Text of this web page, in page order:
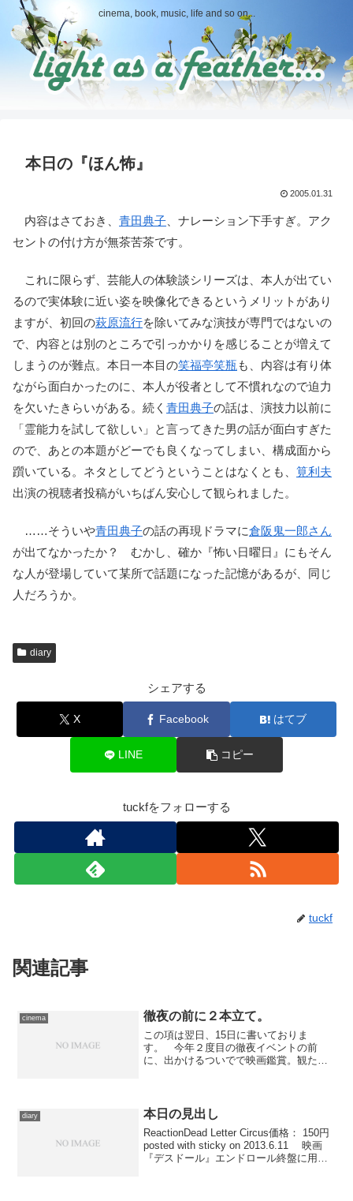
cinema, book, music, life and so on...
本日の『ほん怖』
2005.01.31
内容はさておき、 青田典子 、ナレーション下手すぎ。アク
セントの付け方が無茶苦茶です。
これに限らず、芸能人の体験談シリーズは、本人が出てい
るので実体験に近い姿を映像化できるというメリットがあり
ますが、初回の萩原流行を除いてみな演技が専門ではないの
で、内容とは別のところで引っかかりを感じることが増えて
しまうのが難点。本日一本目の笑福亭笑瓶 も、内容は有り体
ながら面白かったのに、本人が役者として不慣れなので迫力
を欠いたきらいがある。続く 青田典子の話は、演技力以前に
「霊能力を試して欲しい」と言ってきた男の話が面白すぎた
ので、あとの本題がどーでも良くなってしまい、構成面から
躓いている。ネタとしてどうということはなくとも、 筧利夫
出演の視聴者投稿がいちばん安心して観られました。
……そういや青田典子の話の再現ドラマに倉阪鬼一郎さん
が出てなかったか？ むかし、確か『怖い日曜日』にもそん
な人が登場していて某所で話題になった記憶があるが、同じ
人だろうか。
diary
シェアする
X Facebook はてブ
LINE コピー
tuckfをフォローする
tuckf
関連記事
cinema 徹夜の前に２本立て。
この項は翌日、15日に書いておりま
す。 今年２度目の徹夜イベントの前
に、出かけるついでで映画鑑賞。観たい
渋谷まで足を伸ばす。先にレイ...
diary 本日の見出し
ReactionDead Letter Circus価格： 150円
posted with sticky on 2013.6.11 映画
『デスドール』エンドロール終盤に用い